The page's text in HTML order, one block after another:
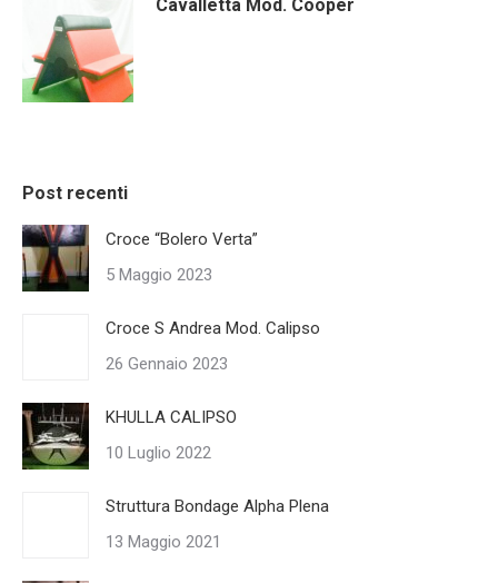
Cavalletta Mod. Cooper
Post recenti
Croce “Bolero Verta”
5 Maggio 2023
Croce S Andrea Mod. Calipso
26 Gennaio 2023
KHULLA CALIPSO
10 Luglio 2022
Struttura Bondage Alpha Plena
13 Maggio 2021